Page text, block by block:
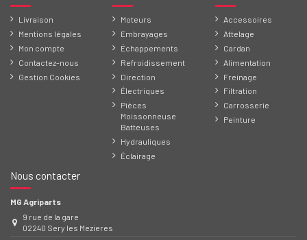
Livraison
Mentions légales
Mon compte
Contactez-nous
Gestion Cookies
Moteurs
Embrayages
Échappements
Refroidissement
Direction
Électriques
Pièces
Moissonneuse
Batteuses
Hydrauliques
Éclairage
Accessoires
Attelage
Cardan
Alimentation
Freinage
Filtration
Carrosserie
Peinture
Nous contacter
MG Agriparts
9 rue de la gare
02240 Sery les Mezieres